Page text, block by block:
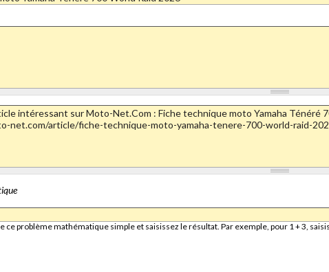
ce problème mathématique simple et saisissez le résultat. Par exemple, pour 1 + 3,